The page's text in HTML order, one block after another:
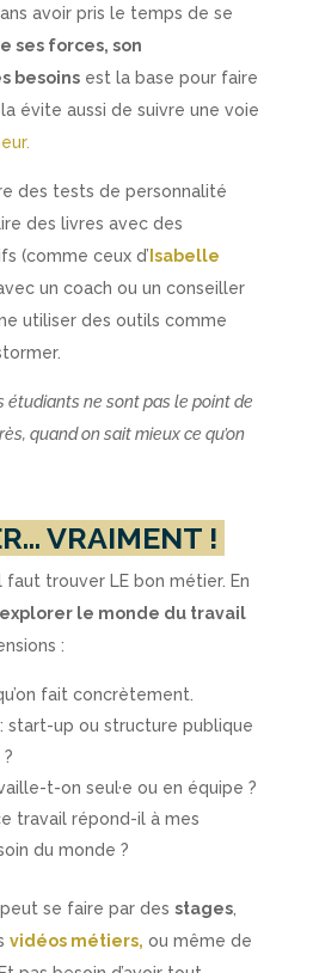
avoir pris le temps de se
ses forces, son
besoinsest la base pour faire
évite aussi de suivre une voie
des tests de personnalité
des livres avec des
(comme ceux d’ Isabelle
un coach ou un conseiller
utiliser des outils comme
étudiants ne sont pas le point de
quand on sait mieux ce qu’on
VRAIMENT !
faut trouver LE bon métier. En
explorer le monde du travail
:
fait concrètement.
start-up ou structure publique
t-on seul·e ou en équipe ?
travail répond-il à mes
du monde ?
se faire par des stages,
vidéos métiers, ou même de